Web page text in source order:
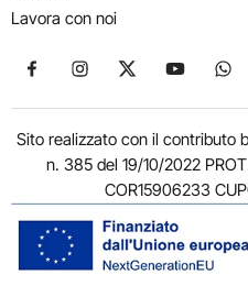
Lavora con noi
Seguici su Facebook
Seguici su Instagram
Seguici su X
Seguici
Sito realizzato con il contributo
n. 385 del 19/10/2022
COR15906233